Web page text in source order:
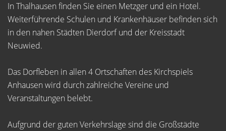
In Thalhausen finden Sie einen Metzger und ein Hotel.
Weiterführende Schulen und Krankenhäuser befinden sich
in den nahen Städten Dierdorf und der Kreisstadt
Neuwied.
Das Dorfleben in allen 4 Ortschaften des Kirchspiels
Anhausen wird durch zahlreiche Vereine und
Veranstaltungen belebt.
Aufgrund der guten Verkehrslage sind die Großstädte